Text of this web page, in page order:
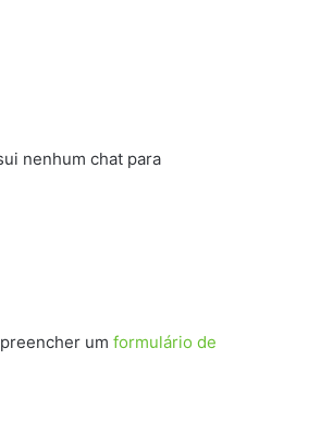
nenhum chat para
um formulário de